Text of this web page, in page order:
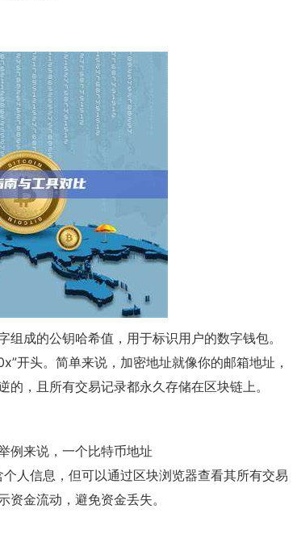
成的公钥哈希值，用于标识用户的数字钱包。
开头。简单来说，加密地址就像你的邮箱地址，
，且所有交易记录都永久存储在区块链上。
例来说，一个比特币地址
人信息，但可以通过区块浏览器查看其所有交易
金流动，避免资金丢失。